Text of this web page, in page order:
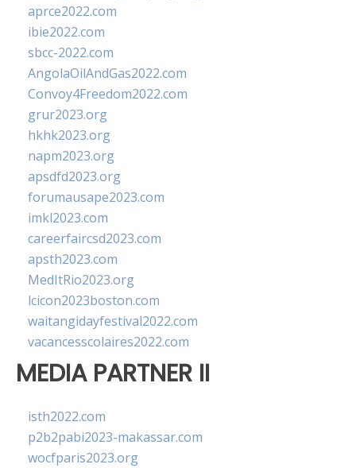
aprce2022.com
ibie2022.com
sbcc-2022.com
AngolaOilAndGas2022.com
Convoy4Freedom2022.com
grur2023.org
hkhk2023.org
napm2023.org
apsdfd2023.org
forumausape2023.com
imkl2023.com
careerfaircsd2023.com
apsth2023.com
MedItRio2023.org
lcicon2023boston.com
waitangidayfestival2022.com
vacancesscolaires2022.com
MEDIA PARTNER II
isth2022.com
p2b2pabi2023-makassar.com
wocfparis2023.org